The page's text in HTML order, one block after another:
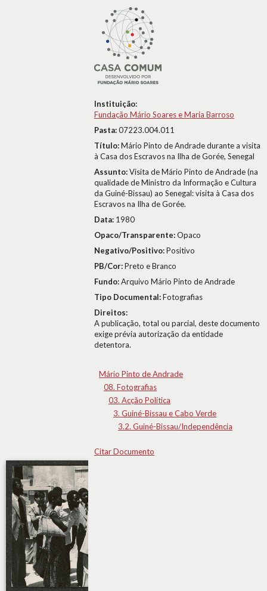
Instituição:
Fundação Mário Soares e Maria Barroso
Pasta:07223.004.011
Título:Mário Pinto de Andrade durante a visita
à Casa dos Escravos na Ilha de Gorée, Senegal
Assunto:Visita de Mário Pinto de Andrade (na
qualidade de Ministro da Informação e Cultura
da Guiné-Bissau) ao Senegal: visita à Casa dos
Escravos na Ilha de Gorée.
Data: 1980
Opaco/Transparente:Opaco
Negativo/Positivo:Positivo
PB/Cor:Preto e Branco
Fundo:Arquivo Mário Pinto de Andrade
Tipo Documental:Fotografias
Direitos:
A publicação, total ou parcial, deste documento
exige prévia autorização da entidade
detentora.
Mário Pinto de Andrade
08. Fotografias
03. Acção Política
3. Guiné-Bissau e Cabo Verde
3.2. Guiné-Bissau/Independência
Citar Documento